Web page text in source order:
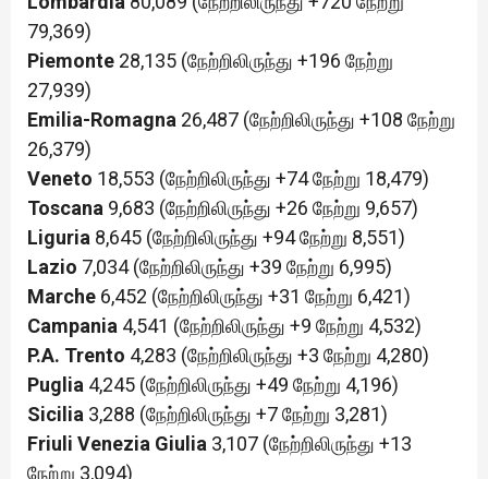
79,369)
Piemonte 28,135 (நேற்றிலிருந்து +196 நேற்று
27,939)
Emilia-Romagna 26,487 (நேற்றிலிருந்து +108 நேற்று
26,379)
Veneto 18,553 (நேற்றிலிருந்து +74 நேற்று 18,479)
Toscana 9,683 (நேற்றிலிருந்து +26 நேற்று 9,657)
Liguria 8,645 (நேற்றிலிருந்து +94 நேற்று 8,551)
Lazio 7,034 (நேற்றிலிருந்து +39 நேற்று 6,995)
Marche 6,452 (நேற்றிலிருந்து +31 நேற்று 6,421)
Campania 4,541 (நேற்றிலிருந்து +9 நேற்று 4,532)
P.A. Trento 4,283 (நேற்றிலிருந்து +3 நேற்று 4,280)
Puglia 4,245 (நேற்றிலிருந்து +49 நேற்று 4,196)
Sicilia 3,288 (நேற்றிலிருந்து +7 நேற்று 3,281)
Friuli Venezia Giulia 3,107 (நேற்றிலிருந்து +13
நேற்று 3,094)